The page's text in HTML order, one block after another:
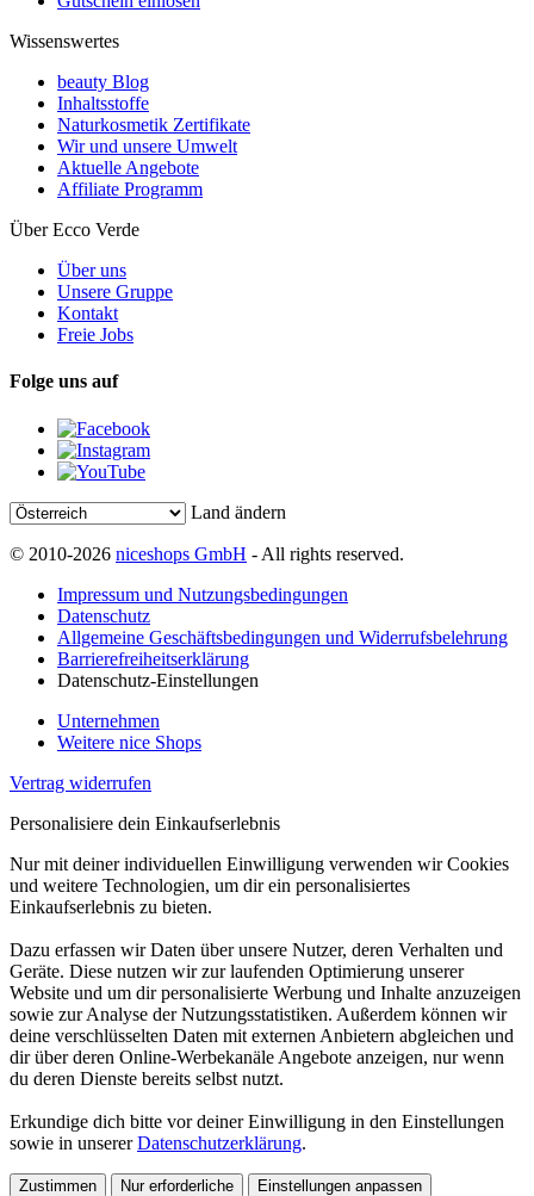
Wissenswertes
beauty Blog
Inhaltsstoffe
Naturkosmetik Zertifikate
Wir und unsere Umwelt
Aktuelle Angebote
Affiliate Programm
Über Ecco Verde
Über uns
Unsere Gruppe
Kontakt
Freie Jobs
Folge uns auf
Land ändern
© 2010-2026 niceshops GmbH - All rights reserved.
Impressum und Nutzungsbedingungen
Datenschutz
Allgemeine Geschäftsbedingungen und Widerrufsbelehrung
Barrierefreiheitserklärung
Datenschutz-Einstellungen
Unternehmen
Weitere nice Shops
Vertrag widerrufen
Personalisiere dein Einkaufserlebnis
Nur mit deiner individuellen Einwilligung verwenden wir Cookies
und weitere Technologien, um dir ein personalisiertes
Einkaufserlebnis zu bieten.
Dazu erfassen wir Daten über unsere Nutzer, deren Verhalten und
Geräte. Diese nutzen wir zur laufenden Optimierung unserer
Website und um dir personalisierte Werbung und Inhalte anzuzeigen
sowie zur Analyse der Nutzungsstatistiken. Außerdem können wir
deine verschlüsselten Daten mit externen Anbietern abgleichen und
dir über deren Online-Werbekanäle Angebote anzeigen, nur wenn
du deren Dienste bereits selbst nutzt.
Erkundige dich bitte vor deiner Einwilligung in den Einstellungen
sowie in unsererDatenschutzerklärung.
Zustimmen Nur erforderliche Einstellungen anpassen